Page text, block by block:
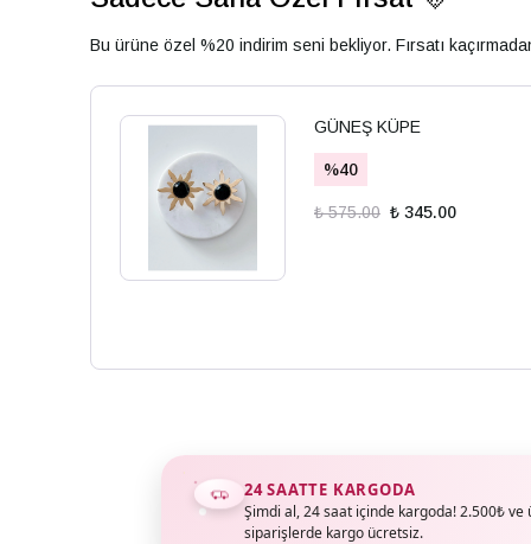
Bu ürüne özel %20 indirim seni bekliyor. Fırsatı
GÜNEŞ KÜPE
%40
₺ 575.00 ₺ 345.00
24 SAATTE KARGODA
Şimdi al, 24 saat içinde kargoda! 2.500₺ ve
siparişlerde kargo ücretsiz.